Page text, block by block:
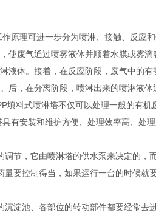
作原理可进一步分为喷淋、接触、反应
使废气通过喷雾液体并顺着水膜或雾
液体。接着，在反应阶段，废气中的
后，在分离阶段，喷淋出来的喷淋液
填料式喷淋塔不仅可以处理一般的有
有安装和维护方便、处理效率高、处
调节，它由喷淋塔的供水泵来决定的，
量要控制得当，如果运行一台的时候
沉淀池、各部位的转动部件都要经常去